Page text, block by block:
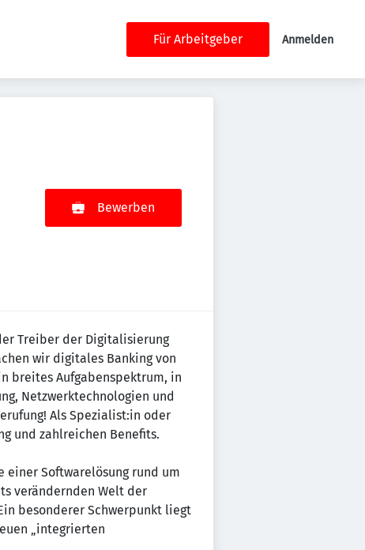
Für Arbeitgeber Anmelden
Bewerben
Treiber der Digitalisierung
wir digitales Banking von
breites Aufgabenspektrum, in
Netzwerktechnologien und
Als Spezialist:in oder
und zahlreichen Benefits.
einer Softwarelösung rund um
verändernden Welt der
besonderer Schwerpunkt liegt
„integrierten